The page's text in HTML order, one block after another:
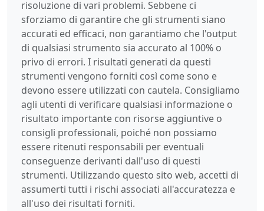
risoluzione di vari problemi. Sebbene ci
sforziamo di garantire che gli strumenti siano
accurati ed efficaci, non garantiamo che l'output
di qualsiasi strumento sia accurato al 100% o
privo di errori. I risultati generati da questi
strumenti vengono forniti così come sono e
devono essere utilizzati con cautela. Consigliamo
agli utenti di verificare qualsiasi informazione o
risultato importante con risorse aggiuntive o
consigli professionali, poiché non possiamo
essere ritenuti responsabili per eventuali
conseguenze derivanti dall'uso di questi
strumenti. Utilizzando questo sito web, accetti di
assumerti tutti i rischi associati all'accuratezza e
all'uso dei risultati forniti.